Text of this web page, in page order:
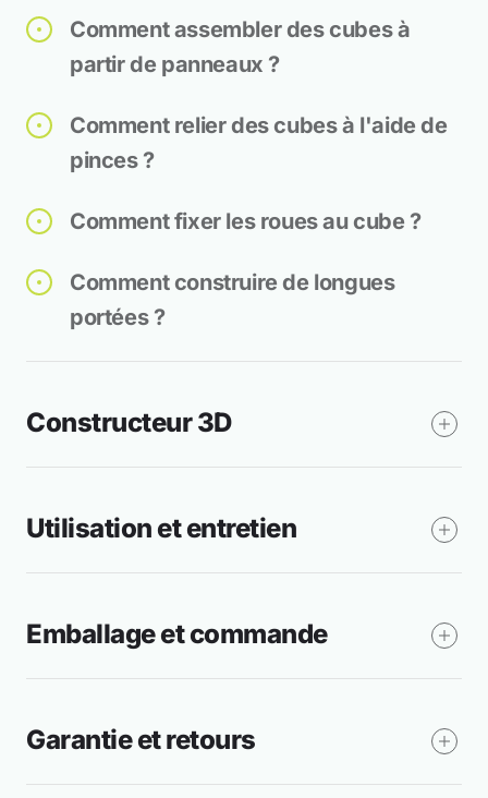
Comment assembler des cubes à
partir de panneaux ?
Comment relier des cubes à l'aide de
pinces ?
Comment fixer les roues au cube ?
Comment construire de longues
portées ?
Constructeur 3D
Utilisation et entretien
Emballage et commande
Garantie et retours